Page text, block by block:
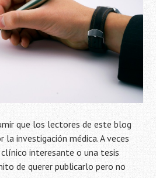
que los lectores de este blog
la investigación médica. A veces
interesante o una tesis
de querer publicarlo pero no